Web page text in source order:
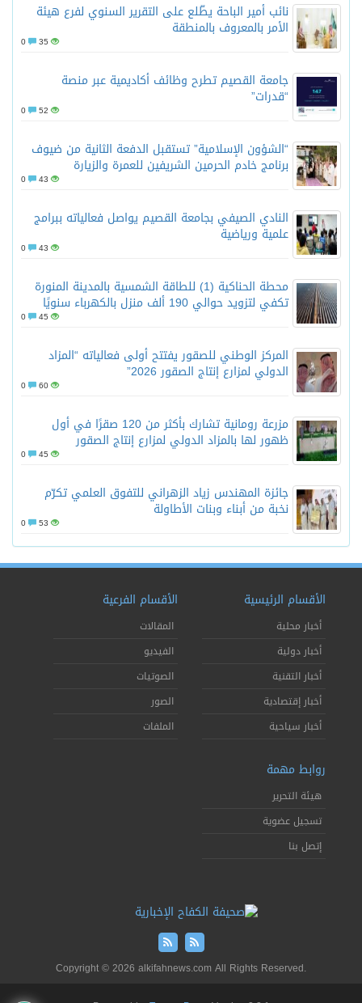
نائب أمير الباحة يطّلع على التقرير السنوي لفرع هيئة
الأمر بالمعروف بالمنطقة
35
جامعة القصيم تطرح وظائف أكاديمية عبر منصة
“قدرات”
52
“الشؤون الإسلامية” تستقبل الدفعة الثانية من ضيوف
برنامج خادم الحرمين الشريفين للعمرة والزيارة
43
النادي الصيفي بجامعة القصيم يواصل فعالياته ببرامج
علمية ورياضية
43
محطة الحناكية (1) للطاقة الشمسية بالمدينة المنورة
تكفي لتزويد حوالي 190 ألف منزل بالكهرباء سنويًا
45
المركز الوطني للصقور يفتتح أولى فعالياته “المزاد
الدولي لمزارع إنتاج الصقور 2026”
60
مزرعة رومانية تشارك بأكثر من 120 صقرًا في أول
ظهور لها بالمزاد الدولي لمزارع إنتاج الصقور
45
جائزة المهندس زياد الزهراني للتفوق العلمي تكرّم
نخبة من أبناء وبنات الأطاولة
53
الأقسام الرئيسية
أخبار محلية
أخبار دولية
أخبار التقنية
أخبار إقتصادية
أخبار سياحية
الأقسام الفرعية
المقالات
الفيديو
الصوتيات
الصور
الملفات
روابط مهمة
هيئة التحرير
تسجيل عضوية
إتصل بنا
Copyright © 2026 alkifahnews.com All Rights Reserved.